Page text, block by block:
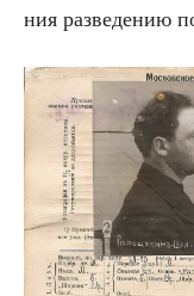
ния раз­ве­де­нию